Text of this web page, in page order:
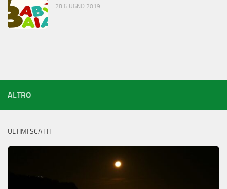
28 GIUGNO 2019
ALTRO
ULTIMI SCATTI